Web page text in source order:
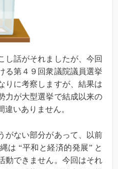
し話がそれましたが、今回
る第４９回衆議院議員選挙
りに考察しますが、結果は
力が大型選挙で結成以来の
いありません。
がない部分があって、以前
は “平和と経済的発展” と
動できません。今回はそれ